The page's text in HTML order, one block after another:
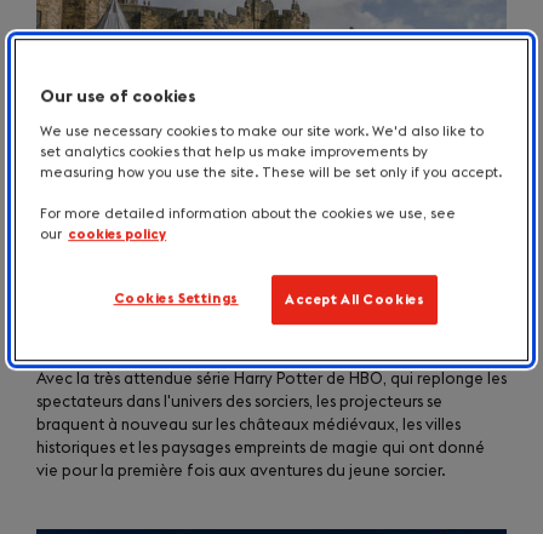
Avec le retour d'Harry Potter, toute la magie des
Avec la très attendue série Harry Potter de HBO, qui replonge les
spectateurs dans l'univers des sorciers, les projecteurs se
braquent à nouveau sur les châteaux médiévaux, les villes
historiques et les paysages empreints de magie qui ont donné
vie pour la première fois aux aventures du jeune sorcier.
Our use of cookies
We use necessary cookies to make our site work. We'd also like to
set analytics cookies that help us make improvements by
measuring how you use the site. These will be set only if you accept.
For more detailed information about the cookies we use, see
our cookies policy
Cookies Settings Accept All Cookies